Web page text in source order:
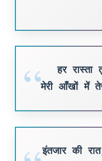
हर
मेरी आँखों में
इंतजार की